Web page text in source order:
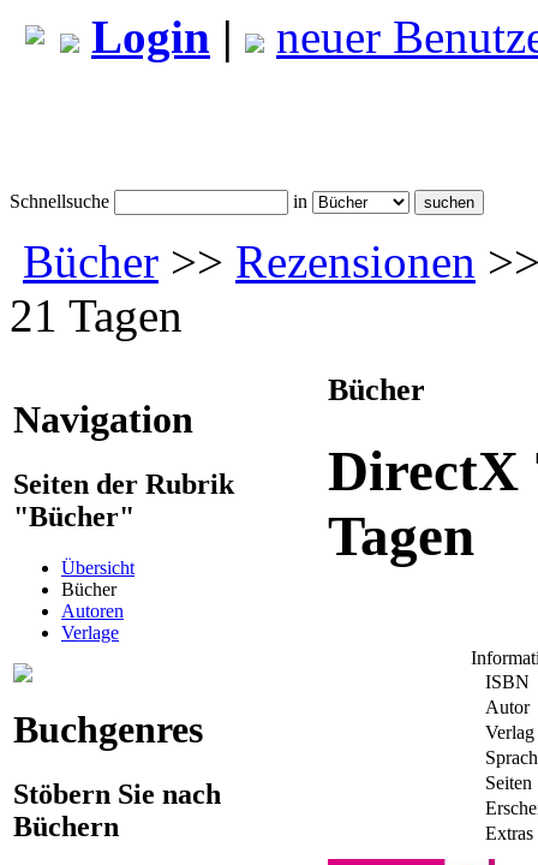
Login | neuer
Schnellsuche in
Bücher >> Rezensionen
21 Tagen
Navigation
Seiten der Rubrik
"Bücher"
Übersicht
Bücher
Autoren
Verlage
Buchgenres
Stöbern Sie nach
Büchern
Bücher
DirectX
Tagen
ISBN
Autor
Verlag
Seiten
Extras